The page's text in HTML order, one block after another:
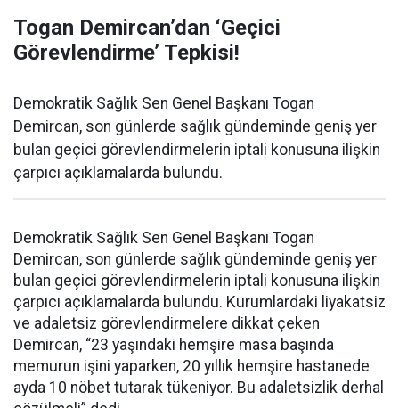
Togan Demircan’dan ‘Geçici
Görevlendirme’ Tepkisi!
Demokratik Sağlık Sen Genel Başkanı Togan
Demircan, son günlerde sağlık gündeminde geniş yer
bulan geçici görevlendirmelerin iptali konusuna ilişkin
çarpıcı açıklamalarda bulundu.
Demokratik Sağlık Sen Genel Başkanı Togan
Demircan, son günlerde sağlık gündeminde geniş yer
bulan geçici görevlendirmelerin iptali konusuna ilişkin
çarpıcı açıklamalarda bulundu. Kurumlardaki liyakatsiz
ve adaletsiz görevlendirmelere dikkat çeken
Demircan, “23 yaşındaki hemşire masa başında
memurun işini yaparken, 20 yıllık hemşire hastanede
ayda 10 nöbet tutarak tükeniyor. Bu adaletsizlik derhal